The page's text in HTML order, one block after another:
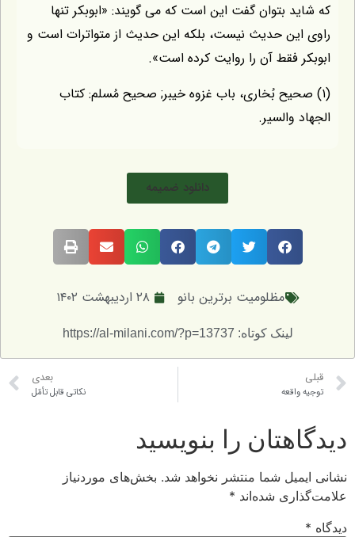
كه شايد بتوان گفت اين است كه مى گويند: «ابوبكر تنها
راوى اين حديث نيست، بلكه اين حديث از متواترات است و
ابوبكر فقط آن را روايت كرده است».
(۱) صحيح بُخارى، باب غزوه خيبر; صحيح مُسلم: كتاب
الجهاد والسير.
دانلود ضمیمه
مظلومیت برترین بانو ۲۸ اردیبهشت ۱۴۰۲
لینک کوتاه: https://al-milani.com/?p=13737
قبلی
توجيه واقعه
بعدی
نكاتى قابل تأمّل
دیدگاهتان را بنویسید
نشانی ایمیل شما منتشر نخواهد شد. بخش‌های موردنیاز
علامت‌گذاری شده‌اند *
دیدگاه *